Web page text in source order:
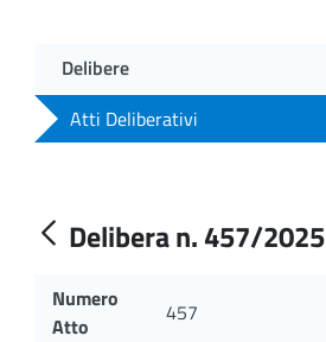
Delibere
Atti Deliberativi
Delibera n. 457/2025
Numero
Atto
457